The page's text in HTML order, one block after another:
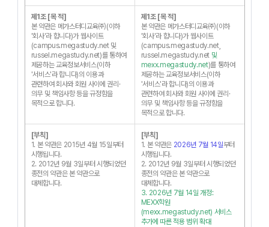
제1조 [목 적]
본 약관은 메가스터디교육㈜(이하
'회사'라 합니다)가 웹사이트
(campus.megastudy.net 및
russel.megastudy.net)를 통하여
제공하는 교육정보서비스(이하
'서비스'라 합니다)의 이용과
관련하여 회사와 회원 사이에 권리·
의무 및 책임사항 등을 규정함을
목적으로 합니다.
제1조 [목 적]
본 약관은 메가스터디교육㈜(이하
'회사'라 합니다)가 웹사이트
(campus.megastudy.net,
russel.megastudy.net 및
mexx.megastudy.net)를 통하여
제공하는 교육정보서비스(이하
'서비스'라 합니다)의 이용과
관련하여 회사와 회원 사이에 권리·
의무 및 책임사항 등을 규정함을
목적으로 합니다.
[부칙]
1. 본 약관은 2015년 4월 15일부터
시행됩니다.
2. 2012년 9월 3일부터 시행되었던
종전의 약관은 본 약관으로
대체합니다.
[부칙]
1. 본 약관은 2026년 7월 14일부터
시행됩니다.
2. 2012년 9월 3일부터 시행되었던
종전의 약관은 본 약관으로
대체합니다.
3. 2026년 7월 14일 개정:
MEXX학원
(mexx.megastudy.net) 서비스
추가에 따른 적용 범위 확대